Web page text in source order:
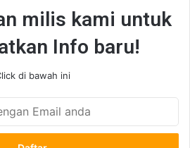
milis kami untuk
Info baru!
di bawah ini